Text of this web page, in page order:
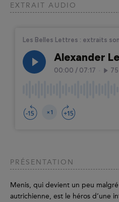
EXTRAIT AUDIO
PRÉSENTATION
Menis, qui devient un peu
autrichienne, est le héros d’une